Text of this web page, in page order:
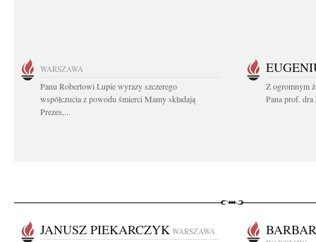
WARSZAWA
Panu Robertowi Lupie wyrazy szczerego
współczucia z powodu śmierci Mamy składają
Prezes,...
Z ogromnym
Pana prof. dra
JANUSZ PIEKARCZYK WARSZAWA